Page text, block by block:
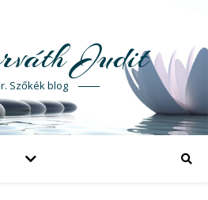
Judit
Szőkék blog